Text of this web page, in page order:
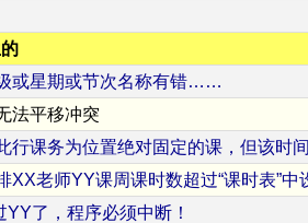
或星期或节次名称有错……
法平移冲突
行课务为位置绝对固定的课，但该时
XX老师YY课周课时数超过“课时表”中
了，程序必须中断！